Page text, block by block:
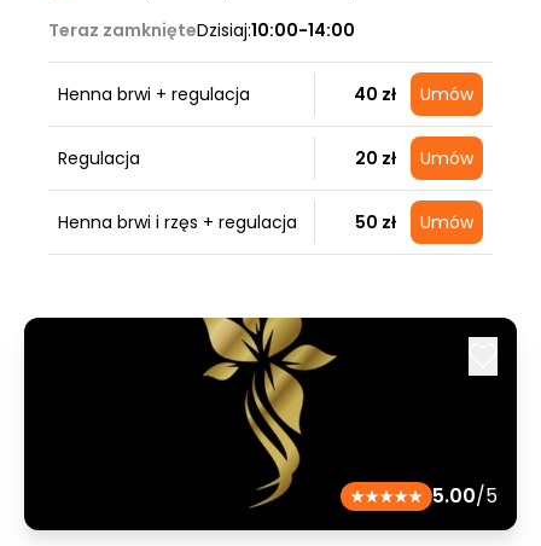
Teraz zamknięteDzisiaj:10:00-14:00
Henna brwi + regulacja 40 zł Umów
Regulacja 20 zł Umów
Henna brwi i rzęs + regulacja 50 zł Umów
5.00/5